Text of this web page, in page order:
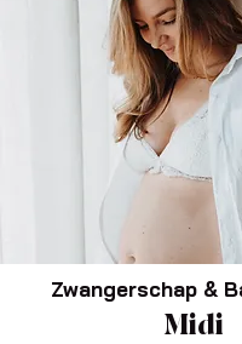
Zwangerschap &
Midi